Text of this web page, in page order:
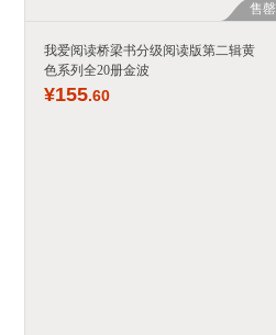
售罄
我爱阅读桥梁书分级阅读版第二辑黄
色系列全20册金波
¥155.60